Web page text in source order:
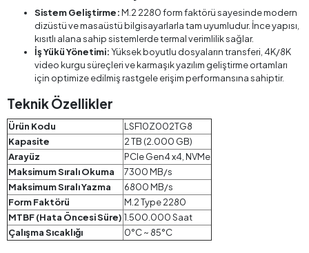
Sistem Geliştirme:M.2 2280 form faktörü sayesinde modern
dizüstü ve masaüstü bilgisayarlarla tam uyumludur. İnce yapısı,
kısıtlı alana sahip sistemlerde termal verimlilik sağlar.
İş Yükü Yönetimi:Yüksek boyutlu dosyaların transferi, 4K/8K
video kurgu süreçleri ve karmaşık yazılım geliştirme ortamları
için optimize edilmiş rastgele erişim performansına sahiptir.
Teknik Özellikler
Ürün Kodu
LSF10Z002TG8
Kapasite
2 TB (2.000 GB)
Arayüz
PCIe Gen4 x4, NVMe
Maksimum Sıralı Okuma
7300 MB/s
Maksimum Sıralı Yazma
6800 MB/s
Form Faktörü
M.2 Type 2280
MTBF (Hata Öncesi Süre) 1.500.000 Saat
Çalışma Sıcaklığı
0°C ~ 85°C